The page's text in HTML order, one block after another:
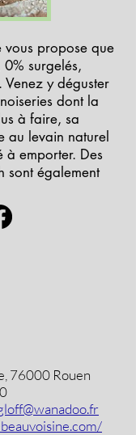
vous propose que
surgelés,
Venez y déguster
dont la
à faire, sa
au levain naturel
à emporter. Des
sont également
76000 Rouen